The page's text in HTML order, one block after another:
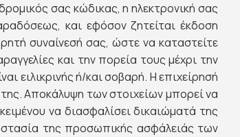
σας κώδικας, η ηλεκτρονική σας
και εφόσον ζητείται έκδοση
συναίνεσή σας, ώστε να καταστείτε
και την πορεία τους μέχρι την
ειλικρινής ή/και σοβαρή. Η επιχείρησή
Αποκάλυψη των στοιχείων μπορεί να
να διασφαλίσει δικαιώματά της
της προσωπικής ασφάλειάς των